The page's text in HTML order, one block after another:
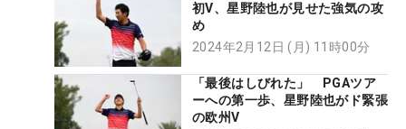
初V、星野陸也が見せた強気の攻
め
2024年2月12日 (月) 11時00分
「最後はしびれた」 PGAツア
ーへの第一歩、星野陸也がド緊張
の欧州V